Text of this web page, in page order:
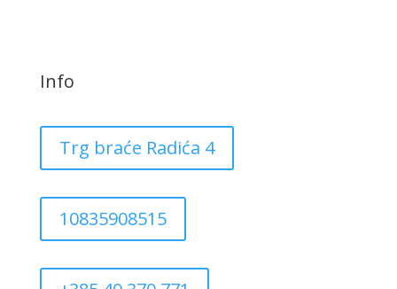
Info
Trg braće Radića 4
10835908515